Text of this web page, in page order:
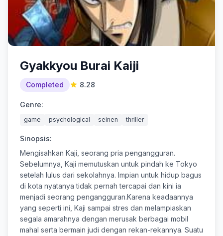
Gyakkyou Burai Kaiji
Completed 8.28
Genre:
game psychological seinen thriller
Sinopsis:
Mengisahkan Kaji, seorang pria pengangguran.
Sebelumnya, Kaji memutuskan untuk pindah ke Tokyo
setelah lulus dari sekolahnya. Impian untuk hidup bagus
di kota nyatanya tidak pernah tercapai dan kini ia
menjadi seorang pengangguran.Karena keadaannya
yang seperti ini, Kaji sampai stres dan melampiaskan
segala amarahnya dengan merusak berbagai mobil
mahal serta bermain judi dengan rekan-rekannya. Suatu